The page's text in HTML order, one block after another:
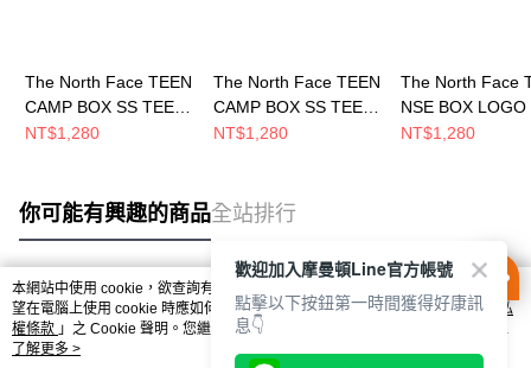
The North Face TEEN
CAMP BOX SS TEE
GRAPHIC - AP 中大童
NT$1,280
The North Face TEEN
CAMP BOX SS TEE
GRAPHIC - AP 中大童
NT$1,280
The North Face
NSE BOX LOGO
TEE GRAPHIC -
NT$1,280
你可能有興趣的商品全站排行
熱門標籤
本網站中使用 cookie，欲查詢有關本網站使用 cookie 方式之詳情，及若您不希
望在電腦上使用 cookie 時應如何變更電腦的 cookie 設定，請參閱本網站「
隱私
權條款 」之 Cookie 聲明。您繼續使用本網站即表示您同意本公司得按本網站使
用條款之 Cookie 聲明使用 cookie。
了解更多 >
歡迎加入摩曼頓Line官方帳號
點擊以下按鈕第一時間獲得好康訊
息👇